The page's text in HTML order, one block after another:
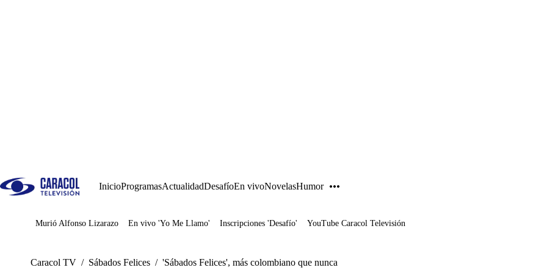
InicioProgramasActualidadDesafíoEn vivoNovelasHumor
Juegos
Murió Alfonso Lizarazo En vivo 'Yo Me Llamo' Inscripciones 'Desafío' YouTube Caracol Televisión
Caracol TV / Sábados Felices / 'Sábados Felices', más colombiano que nunca